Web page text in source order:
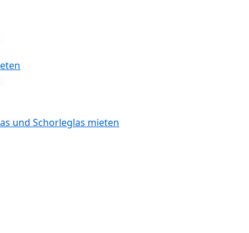
und Schorleglas mieten